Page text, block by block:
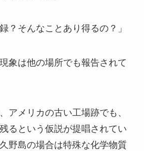
？そんなことあり得るの？」
象は他の場所でも報告されて
アメリカの古い工場跡でも、
るという仮説が提唱されてい
野島の場合は特殊な化学物質